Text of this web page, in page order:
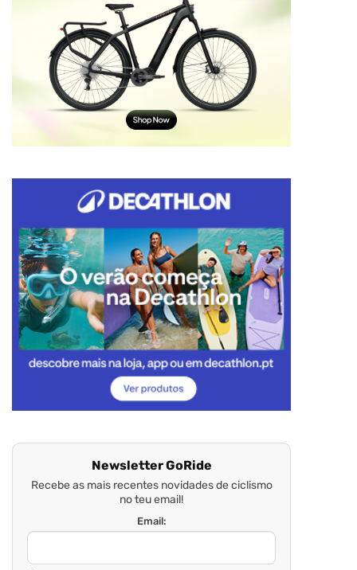
Newsletter GoRide
Recebe as mais recentes novidades de ciclismo
no teu email!
Email: